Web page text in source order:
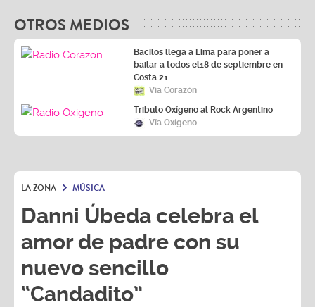
OTROS MEDIOS
Bacilos llega a Lima para poner a
bailar a todos el18 de septiembre en
Costa 21
Vía Corazón
Tributo Oxígeno al Rock Argentino
Vía Oxígeno
LA ZONA MÚSICA
Danni Úbeda celebra el
amor de padre con su
nuevo sencillo
“Candadito”